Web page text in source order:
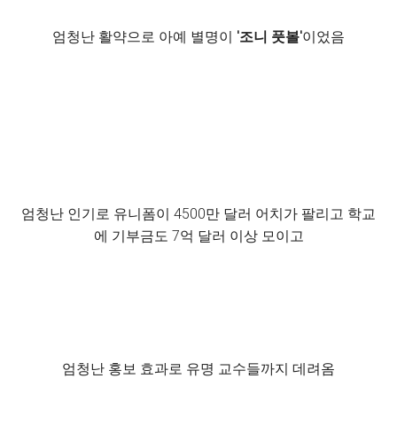
엄청난 활약으로 아예 별명이 '조니 풋볼'이었음
엄청난 인기로 유니폼이 4500만 달러 어치가 팔리고 학교
에 기부금도 7억 달러 이상 모이고
엄청난 홍보 효과로 유명 교수들까지 데려옴